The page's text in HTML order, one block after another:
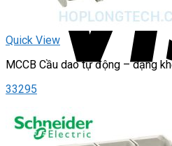
Quick View
MCCB Cầu dao tự động – dạng
33295